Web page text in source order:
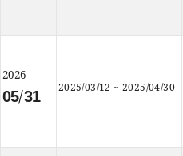
2026
05/31
2025/03/12 ~ 2025/04/30